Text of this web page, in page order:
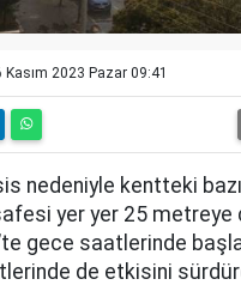
Kasım 2023 Pazar 09:41
nedeniyle kentteki
yer yer 25 metreye
gece saatlerinde
de etkisini